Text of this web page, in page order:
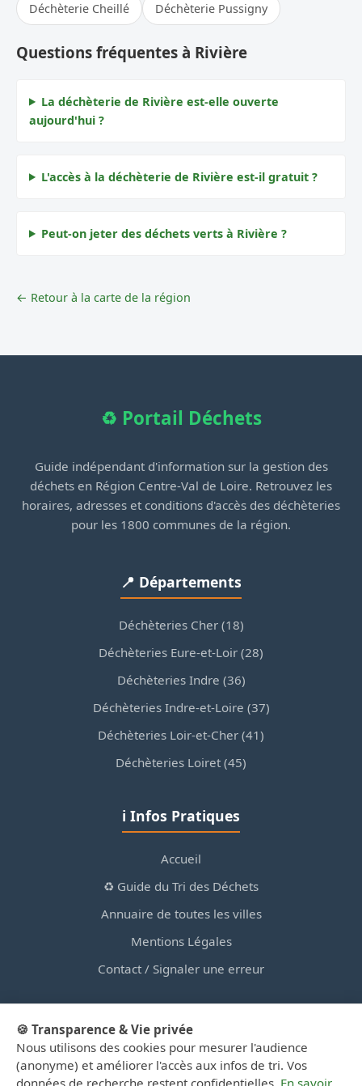
Déchèterie Cheillé Déchèterie Pussigny
Questions fréquentes à Rivière
La déchèterie de Rivière est-elle ouverte
aujourd'hui ?
L'accès à la déchèterie de Rivière est-il gratuit ?
Peut-on jeter des déchets verts à Rivière ?
← Retour à la carte de la région
♻️ Portail Déchets
Guide indépendant d'information sur la gestion des
déchets en Région Centre-Val de Loire. Retrouvez les
horaires, adresses et conditions d'accès des déchèteries
pour les 1800 communes de la région.
📍 Départements
Déchèteries Cher (18)
Déchèteries Eure-et-Loir (28)
Déchèteries Indre (36)
Déchèteries Indre-et-Loire (37)
Déchèteries Loir-et-Cher (41)
Déchèteries Loiret (45)
ℹ️ Infos Pratiques
Accueil
♻️ Guide du Tri des Déchets
Annuaire de toutes les villes
Mentions Légales
Contact / Signaler une erreur
© 2026 PortailDesDechetsEnRegionCentre.fr — Site
d'information privé, non affilié aux collectivités.
🍪 Transparence & Vie privée
Nous utilisons des cookies pour mesurer l'audience
(anonyme) et améliorer l'accès aux infos de tri. Vos
données de recherche restent confidentielles. En savoir